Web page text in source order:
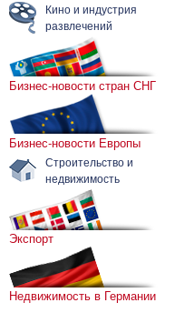
Кино и индустрия
развлечений
Бизнес-новости стран СНГ
Бизнес-новости Европы
Строительство и
недвижимость
Экспорт
Недвижимость в Германии